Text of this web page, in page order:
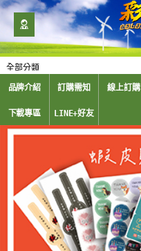
品牌介紹 訂購需知 線上訂購
下載專區 LINE+好友